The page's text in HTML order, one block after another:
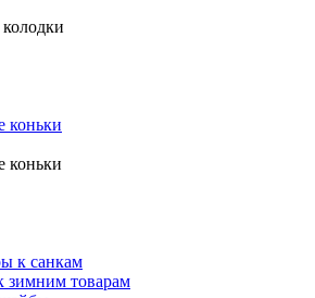
коньки
коньки
к санкам
зимним товарам